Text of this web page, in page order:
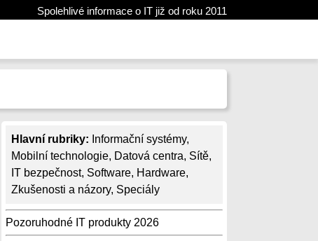
Spolehlivé informace o IT již od roku 2011
Hlavní rubriky: Informační systémy,
Mobilní technologie, Datová centra, Sítě,
IT bezpečnost, Software, Hardware,
Zkušenosti a názory, Speciály
Pozoruhodné IT produkty 2026